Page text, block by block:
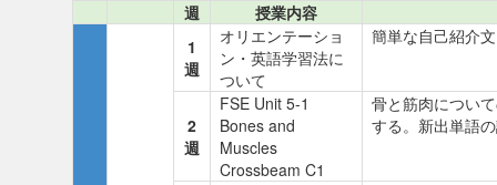
週 授業内容
1
週
オリエンテーショ
ン・英語学習法に
ついて
簡単な自己紹介
2
週
FSE Unit 5-1
Bones and
Muscles
Crossbeam C1
骨と筋肉につい
する。新出単語